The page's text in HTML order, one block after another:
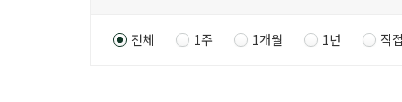
전체 1주 1개월 1년 직